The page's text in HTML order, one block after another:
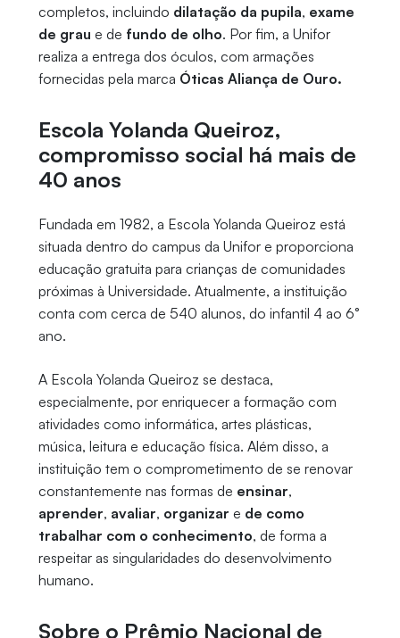
completos, incluindo dilatação da pupila, exame
de grau e de fundo de olho. Por fim, a Unifor
realiza a entrega dos óculos, com armações
fornecidas pela marca Óticas Aliança de Ouro.
Escola Yolanda Queiroz,
compromisso social há mais de
40 anos
Fundada em 1982, a Escola Yolanda Queiroz está
situada dentro do campus da Unifor e proporciona
educação gratuita para crianças de comunidades
próximas à Universidade. Atualmente, a instituição
conta com cerca de 540 alunos, do infantil 4 ao 6°
ano.
A Escola Yolanda Queiroz se destaca,
especialmente, por enriquecer a formação com
atividades como informática, artes plásticas,
música, leitura e educação física. Além disso, a
instituição tem o comprometimento de se renovar
constantemente nas formas de ensinar,
aprender, avaliar, organizar e de como
trabalhar com o conhecimento, de forma a
respeitar as singularidades do desenvolvimento
humano.
Sobre o Prêmio Nacional de